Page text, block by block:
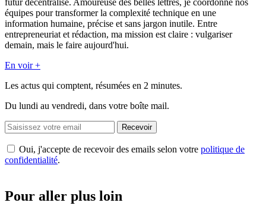
équipes pour transformer la complexité technique en une
information humaine, précise et sans jargon inutile. Entre
entrepreneuriat et rédaction, ma mission est claire : vulgariser
demain, mais le faire aujourd'hui.
En voir +
Les actus qui comptent, résumées en 2 minutes.
Du lundi au vendredi, dans votre boîte mail.
Recevoir
Oui, j'accepte de recevoir des emails selon votre politique de
confidentialité.
Pour aller plus loin